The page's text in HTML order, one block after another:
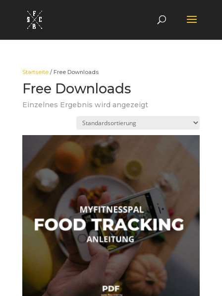
Startseite/ Free Downloads
Free Downloads
Einzelnes Ergebnis wird angezeigt